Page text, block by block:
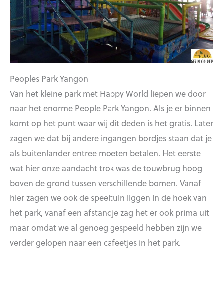
Peoples Park Yangon
Van het kleine park met Happy World liepen we door
naar het enorme People Park Yangon. Als je er binnen
komt op het punt waar wij dit deden is het gratis. Later
zagen we dat bij andere ingangen bordjes staan dat je
als buitenlander entree moeten betalen. Het eerste
wat hier onze aandacht trok was de touwbrug hoog
boven de grond tussen verschillende bomen. Vanaf
hier zagen we ook de speeltuin liggen in de hoek van
het park, vanaf een afstandje zag het er ook prima uit
maar omdat we al genoeg gespeeld hebben zijn we
verder gelopen naar een cafeetjes in het park.